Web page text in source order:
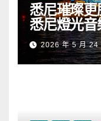
悉尼璀璨
悉尼燈光
2026 年 5 月